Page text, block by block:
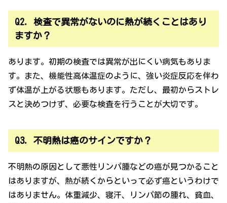
Q2．検査で異常がないのに熱が続くことはあり
ますか？
あります。初期の検査では異常が出にくい病気もありま
す。また、機能性高体温症のように、強い炎症反応を伴わ
ず体温が上がる状態もあります。ただし、最初からストレ
スと決めつけず、必要な検査を行うことが大切です。
Q3．不明熱は癌のサインですか？
不明熱の原因として悪性リンパ腫などの癌が見つかること
はありますが、熱が続くからといって必ず癌というわけで
はありません。体重減少、寝汗、リンパ節の腫れ、貧血、